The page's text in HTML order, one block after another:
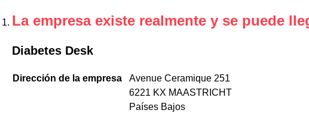
La empresa existe realmente y se puede
Diabetes Desk
Dirección de la empresa
Avenue Ceramique 251
6221 KX MAASTRICHT
Países Bajos